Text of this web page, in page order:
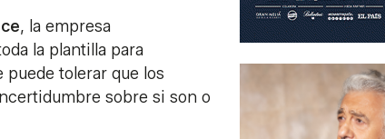
, la empresa
la plantilla para
puede tolerar que los
sobre si son o